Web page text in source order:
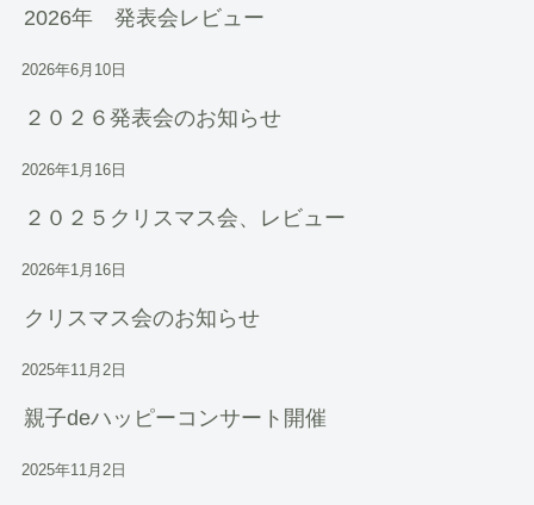
2026年 発表会レビュー
2026年6月10日
２０２６発表会のお知らせ
2026年1月16日
２０２５クリスマス会、レビュー
2026年1月16日
クリスマス会のお知らせ
2025年11月2日
親子deハッピーコンサート開催
2025年11月2日